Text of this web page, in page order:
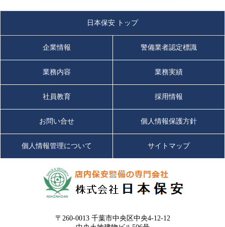
日本保安 トップ
企業情報 警備業者認定標識
業務内容 業務実績
社員教育 採用情報
お問い合せ 個人情報保護方針
個人情報管理について サイトマップ
〒260-0013 千葉市中央区中央4-12-12